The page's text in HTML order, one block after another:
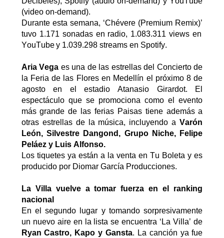
(video on-demand).
Durante esta semana, ‘Chévere (Premium Remix)’
tuvo 1.171 sonadas en radio, 1.083.311views en
YouTube y 1.039.298 streamsen Spotify.
Aria Vega es una de las estrellas del Concierto de
la Feria de las Flores en Medellín el próximo 8 de
agosto en el estadio Atanasio Girardot. El
espectáculo que se promociona como el evento
más grande de las ferias Paisas tiene además a
otras estrellas de la música, incluyendo aVarón
León, Silvestre Dangond , Grupo Niche, Felipe
Peláez y Luis Alfonso.
Los tiquetes ya están a la venta en Tu Boleta y es
producido por Diomar García Producciones.
La Villa vuelve a tomar fuerza en el ranking
nacional
En el segundo lugar y tomando sorpresivamente
un nuevo aire en la lista se encuentra ‘La Villa’ de
Ryan Castro, Kapo y Gansta. La canción ya fue